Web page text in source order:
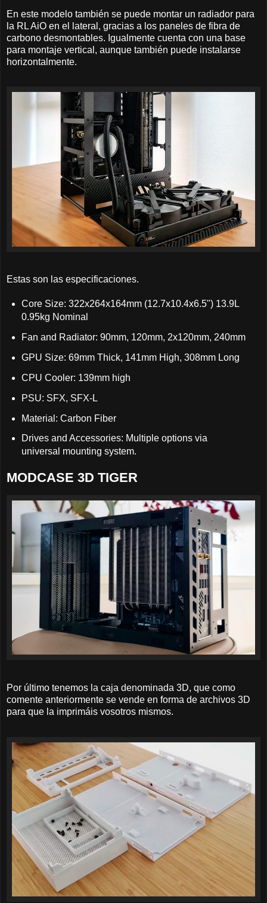
En este modelo también se puede montar un radiador para
la RL AiO en el lateral, gracias a los paneles de fibra de
carbono desmontables. Igualmente cuenta con una base
para montaje vertical, aunque también puede instalarse
horizontalmente.
Estas son las especificaciones.
Core Size: 322x264x164mm (12.7x10.4x6.5") 13.9L
0.95kg Nominal
Fan and Radiator: 90mm, 120mm, 2x120mm, 240mm
GPU Size: 69mm Thick, 141mm High, 308mm Long
CPU Cooler: 139mm high
PSU: SFX, SFX-L
Material: Carbon Fiber
Drives and Accessories: Multiple options via
universal mounting system.
MODCASE 3D TIGER
Por último tenemos la caja denominada 3D, que como
comente anteriormente se vende en forma de archivos 3D
para que la imprimáis vosotros mismos.